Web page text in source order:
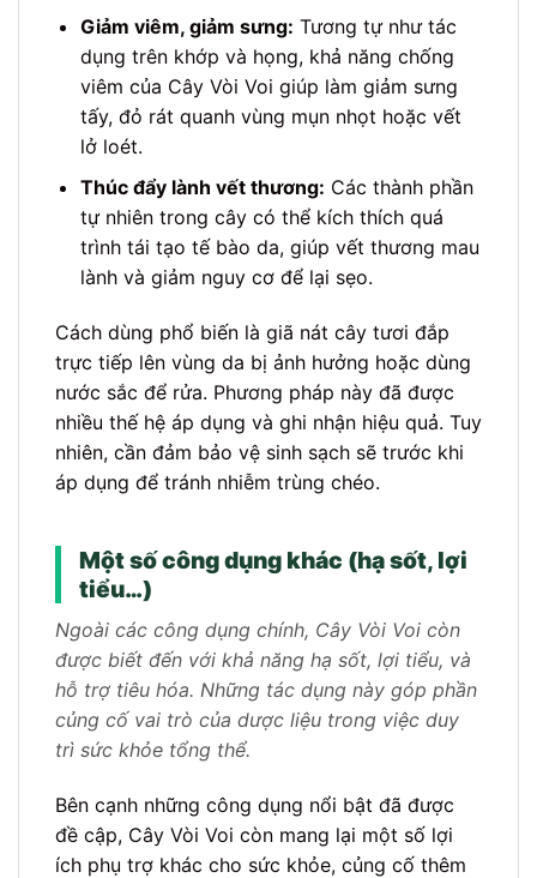
Giảm viêm, giảm sưng: Tương tự như tác
dụng trên khớp và họng, khả năng chống
viêm của Cây Vòi Voi giúp làm giảm sưng
tấy, đỏ rát quanh vùng mụn nhọt hoặc vết
lở loét.
Thúc đẩy lành vết thương: Các thành phần
tự nhiên trong cây có thể kích thích quá
trình tái tạo tế bào da, giúp vết thương mau
lành và giảm nguy cơ để lại sẹo.
Cách dùng phổ biến là giã nát cây tươi đắp
trực tiếp lên vùng da bị ảnh hưởng hoặc dùng
nước sắc để rửa. Phương pháp này đã được
nhiều thế hệ áp dụng và ghi nhận hiệu quả. Tuy
nhiên, cần đảm bảo vệ sinh sạch sẽ trước khi
áp dụng để tránh nhiễm trùng chéo.
Một số công dụng khác (hạ sốt, lợi
tiểu…)
Ngoài các công dụng chính, Cây Vòi Voi còn
được biết đến với khả năng hạ sốt, lợi tiểu, và
hỗ trợ tiêu hóa. Những tác dụng này góp phần
củng cố vai trò của dược liệu trong việc duy
trì sức khỏe tổng thể.
Bên cạnh những công dụng nổi bật đã được
đề cập, Cây Vòi Voi còn mang lại một số lợi
ích phụ trợ khác cho sức khỏe, củng cố thêm